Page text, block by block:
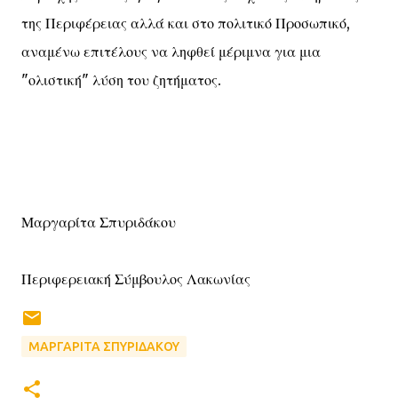
της Περιφέρειας αλλά και στο πολιτικό Προσωπικό,
αναμένω επιτέλους να ληφθεί μέριμνα για μια
"ολιστική" λύση του ζητήματος.
Μαργαρίτα Σπυριδάκου
Περιφερειακή Σύμβουλος Λακωνίας
ΜΑΡΓΑΡΙΤΑ ΣΠΥΡΙΔΑΚΟΥ